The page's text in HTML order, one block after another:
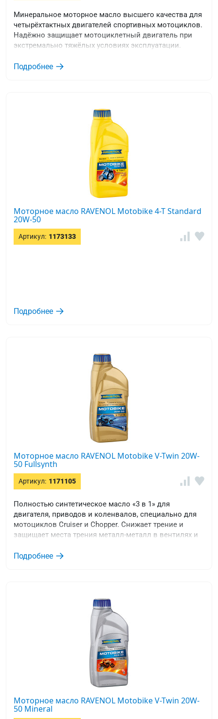
Минеральное моторное масло высшего качества для
четырёхтактных двигателей спортивных мотоциклов.
Надёжно защищает мотоциклетный двигатель при
экстремально тяжёлых условиях эксплуатации.
Подробнее
Моторное масло RAVENOL Motobike 4-T Standard
20W-50
Артикул: 1173133
Подробнее
Моторное масло RAVENOL Motobike V-Twin 20W-
50 Fullsynth
Артикул: 1171105
Полностью синтетическое масло «3 в 1» для
двигателя, приводов и коленвалов, специально для
мотоциклов Cruiser и Chopper. Cнижает трение и
защищает места трения металл-металл в вентилях и
Подробнее
Моторное масло RAVENOL Motobike V-Twin 20W-
50 Mineral